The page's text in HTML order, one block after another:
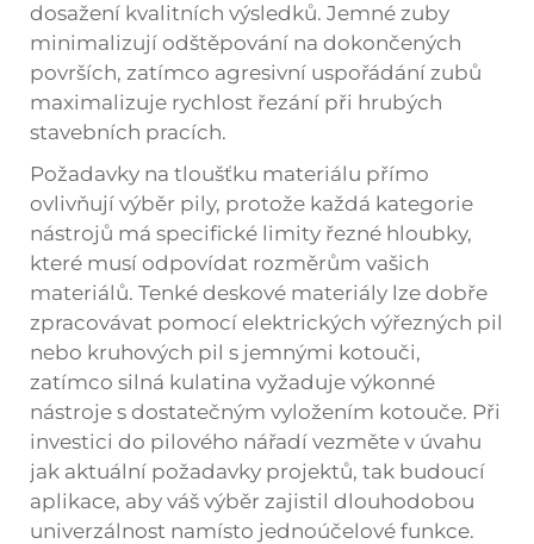
dosažení kvalitních výsledků. Jemné zuby
minimalizují odštěpování na dokončených
površích, zatímco agresivní uspořádání zubů
maximalizuje rychlost řezání při hrubých
stavebních pracích.
Požadavky na tloušťku materiálu přímo
ovlivňují výběr pily, protože každá kategorie
nástrojů má specifické limity řezné hloubky,
které musí odpovídat rozměrům vašich
materiálů. Tenké deskové materiály lze dobře
zpracovávat pomocí elektrických výřezných pil
nebo kruhových pil s jemnými kotouči,
zatímco silná kulatina vyžaduje výkonné
nástroje s dostatečným vyložením kotouče. Při
investici do pilového nářadí vezměte v úvahu
jak aktuální požadavky projektů, tak budoucí
aplikace, aby váš výběr zajistil dlouhodobou
univerzálnost namísto jednoúčelové funkce.